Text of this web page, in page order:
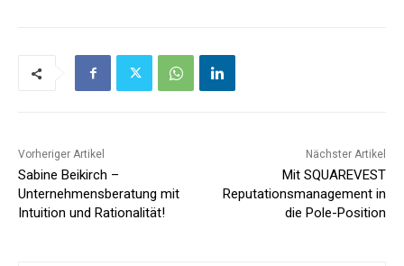
Vorheriger Artikel
Sabine Beikirch –
Unternehmensberatung mit
Intuition und Rationalität!
Nächster Artikel
Mit SQUAREVEST
Reputationsmanagement in
die Pole-Position